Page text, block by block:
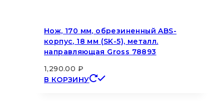
Нож, 170 мм, обрезиненный ABS-
корпус, 18 мм (SK-5), металл.
направляющая Gross 78893
1,290.00 ₽
В КОРЗИНУ